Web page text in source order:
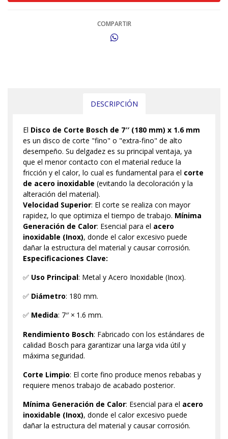
COMPARTIR
DESCRIPCIÓN
El Disco de Corte Bosch de 7′′ (180 mm) x 1.6 mm
es un disco de corte "fino" o "extra-fino" de alto
desempeño. Su delgadez es su principal ventaja, ya
que el menor contacto con el material reduce la
fricción y el calor, lo cual es fundamental para el corte
de acero inoxidable (evitando la decoloración y la
alteración del material).
Velocidad Superior: El corte se realiza con mayor
rapidez, lo que optimiza el tiempo de trabajo. Mínima
Generación de Calor: Esencial para el acero
inoxidable (Inox), donde el calor excesivo puede
dañar la estructura del material y causar corrosión.
Especificaciones Clave:
✅ Uso Principal: Metal y Acero Inoxidable (Inox).
✅ Diámetro: 180 mm.
✅ Medida: 7′′ × 1.6 mm.
Rendimiento Bosch: Fabricado con los estándares de
calidad Bosch para garantizar una larga vida útil y
máxima seguridad.
Corte Limpio: El corte fino produce menos rebabas y
requiere menos trabajo de acabado posterior.
Mínima Generación de Calor: Esencial para el acero
inoxidable (Inox), donde el calor excesivo puede
dañar la estructura del material y causar corrosión.